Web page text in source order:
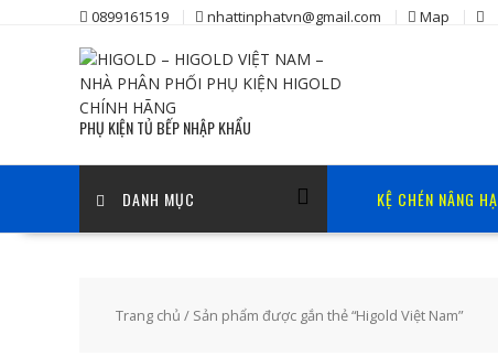
0899161519 nhattinphatvn@gmail.com Map
PHỤ KIỆN TỦ BẾP NHẬP KHẨU
DANH MỤC KỆ CHÉN NÂNG HẠ
Trang chủ / Sản phẩm được gắn thẻ “Higold Việt Nam”